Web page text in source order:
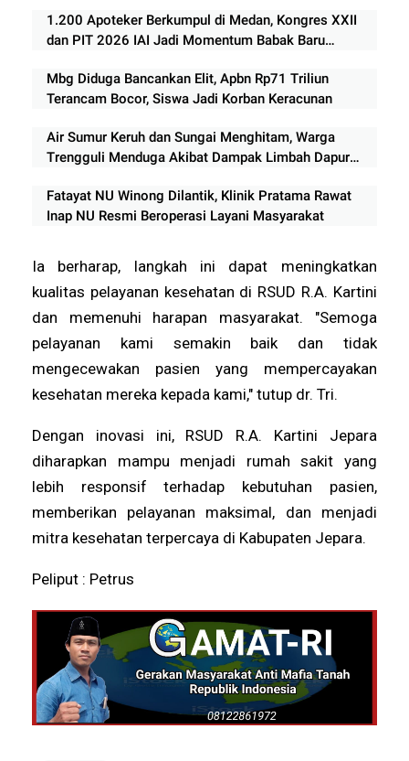
1.200 Apoteker Berkumpul di Medan, Kongres XXII
dan PIT 2026 IAI Jadi Momentum Babak Baru
Mbg Diduga Bancankan Elit, Apbn Rp71 Triliun
Terancam Bocor, Siswa Jadi Korban Keracunan
Air Sumur Keruh dan Sungai Menghitam, Warga
Trengguli Menduga Akibat Dampak Limbah Dapur
Fatayat NU Winong Dilantik, Klinik Pratama Rawat
Inap NU Resmi Beroperasi Layani Masyarakat
Ia berharap, langkah ini dapat meningkatkan
kualitas pelayanan kesehatan di RSUD R.A. Kartini
dan memenuhi harapan masyarakat. "Semoga
pelayanan kami semakin baik dan tidak
mengecewakan pasien yang mempercayakan
kesehatan mereka kepada kami," tutup dr. Tri.
Dengan inovasi ini, RSUD R.A. Kartini Jepara
diharapkan mampu menjadi rumah sakit yang
lebih responsif terhadap kebutuhan pasien,
memberikan pelayanan maksimal, dan menjadi
mitra kesehatan terpercaya di Kabupaten Jepara.
Peliput : Petrus